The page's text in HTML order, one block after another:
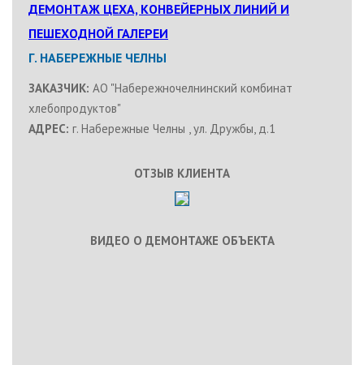
ДЕМОНТАЖ ЦЕХА, КОНВЕЙЕРНЫХ ЛИНИЙ И
ПЕШЕХОДНОЙ ГАЛЕРЕИ
Г. НАБЕРЕЖНЫЕ ЧЕЛНЫ
ЗАКАЗЧИК: АО "Набережночелнинский комбинат
хлебопродуктов"
АДРЕС: г. Набережные Челны , ул. Дружбы, д.1
ОТЗЫВ КЛИЕНТА
ВИДЕО О ДЕМОНТАЖЕ ОБЪЕКТА